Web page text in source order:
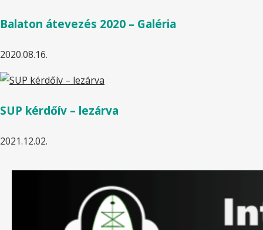
Balaton átevezés 2020 – Galéria
2020.08.16.
SUP kérdőív – lezárva
2021.12.02.